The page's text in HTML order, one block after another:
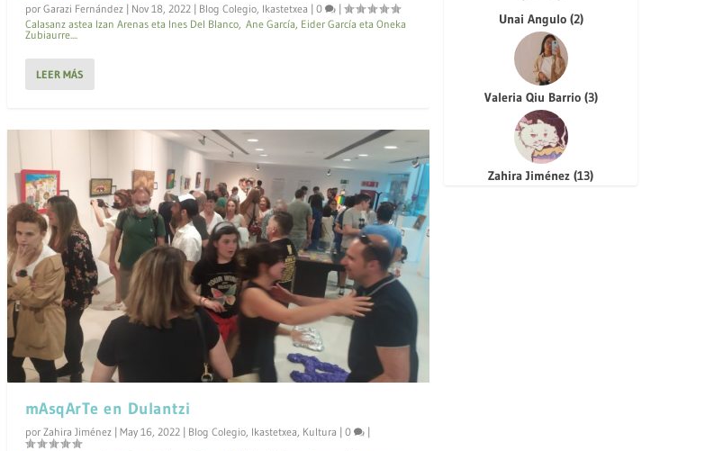
por Garazi Fernández| Nov 18, 2022| Blog Colegio, Ikastetxea | 0
|
Calasanz astea Izan Arenas eta Ines Del Blanco, Ane García, Eider García eta Oneka
Zubiaurre....
LEER MÁS
mAsqArTe en Dulantzi
por Zahira Jiménez| May 16, 2022| Blog Colegio, Ikastetxea, Kultura | 0
|
Unai Angulo (2)
Valeria Qiu Barrio (3)
Zahira Jiménez(13)